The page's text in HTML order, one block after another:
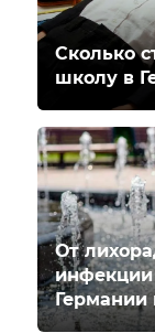
Сколько
школу в
От
инфекции
Германии